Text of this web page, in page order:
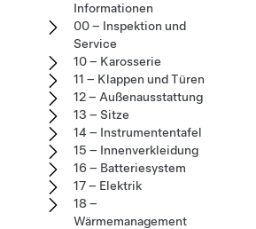
Informationen
00 – Inspektion und
Service
10 – Karosserie
11 – Klappen und Türen
12 – Außenausstattung
13 – Sitze
14 – Instrumententafel
15 – Innenverkleidung
16 – Batteriesystem
17 – Elektrik
18 –
Wärmemanagement